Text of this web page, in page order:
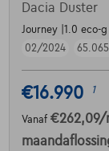
Dacia Duster
Journey |1.0 eco-
02/2024
€16.990 1
Vanaf €262,09/